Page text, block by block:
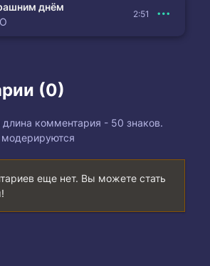
днём
2:51
(0)
комментария - 50 знаков.
еще нет. Вы можете стать